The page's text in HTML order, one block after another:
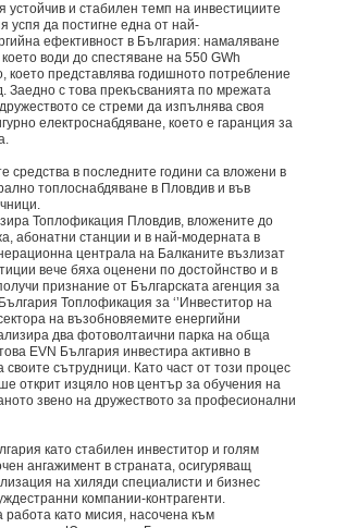
и стабилен темп на инвестициите
успя да постигне една от най-
ефективност в България: намаляване
води до спестяване на 550 GWh
което представлява годишното потребление
Заедно с това прекъсванията по мрежата
се стреми да изпълнява своя
електроснабдяване, което е гаранция за
средства в последните години са вложени в
топлоснабдяване в Пловдив и във
Топлофикация Пловдив, вложените до
абонатни станции и в най-модерната в
централа на Балканите възлизат
вече бяха оценени по достойнство и в
признание от Българската агенция за
Топлофикация за ‘’Инвеститор на
на възобновяемите енергийни
два фотоволтаични парка на обща
EVN България инвестира активно в
сътрудници. Като част от този процес
открит изцяло нов център за обучения на
звено на дружеството за професионални
като стабилен инвеститор и голям
ангажимент в страната, осигуряващ
на хиляди специалисти и бизнес
компании-контрагенти.
като мисия, насочена към